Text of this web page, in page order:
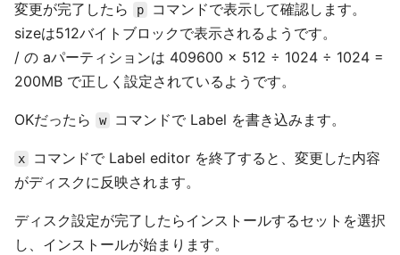
変更が完了したら p
コマンドで表示して確認します。
sizeは512バイトブロックで表示されるようです。
/ の aパーティションは 409600 × 512 ÷ 1024 ÷ 1024 =
200MB で正しく設定されているようです。
OKだったら w コマンドで Label を書き込みます。
x
コマンドで Label editor を終了すると、変更した内容
がディスクに反映されます。
ディスク設定が完了したらインストールするセットを選択
し、インストールが始まります。